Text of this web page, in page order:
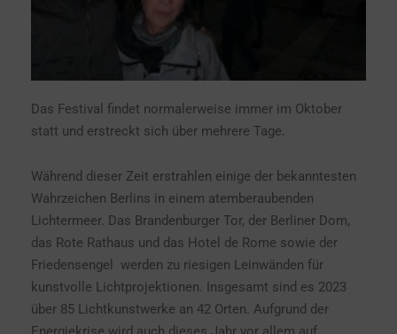
Das Festival findet normalerweise immer im Oktober
statt und erstreckt sich über mehrere Tage.
Während dieser Zeit erstrahlen einige der bekanntesten
Wahrzeichen Berlins in einem atemberaubenden
Lichtermeer. Das Brandenburger Tor, der Berliner Dom,
das Rote Rathaus und das Hotel de Rome sowie der
Friedensengel werden zu riesigen Leinwänden für
kunstvolle Lichtprojektionen. Insgesamt sind es 2023
über 85 Lichtkunstwerke an 42 Orten. Aufgrund der